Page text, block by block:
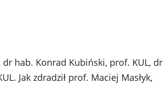
hab. Konrad Kubiński, prof. KUL, dr
Jak zdradził prof. Maciej Masłyk,